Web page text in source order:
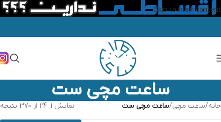
Skip to main content
ساعت مچی ست
خانه/ساعت مچی/ساعت مچی ست نمایش 1–24 از 370 نتیجه